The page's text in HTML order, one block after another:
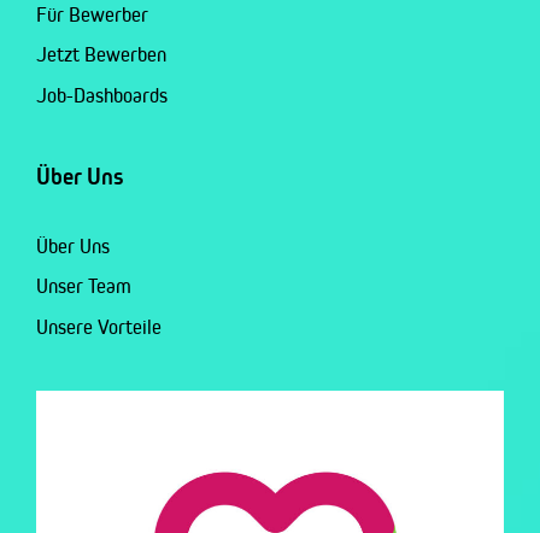
Für Bewerber
Jetzt Bewerben
Job-Dashboards
Über Uns
Über Uns
Unser Team
Unsere Vorteile